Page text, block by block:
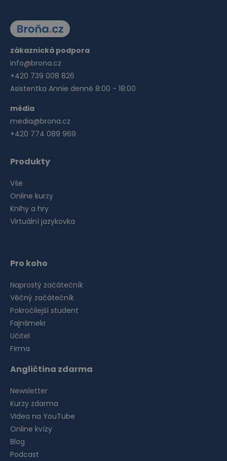
zákaznická podpora
info@brona.cz
+420 739 008 826
Asistentka Annie denně 8:00 - 18:00
média
media@brona.cz
+420 774 089 969
Produkty
Vše
Online kurzy
Knihy a hry
Virtuální jazykovka
Pro koho
Naprostý začátečník
Věčný začátečník
Pokročilejší student
Fajnšmekr
Učitel
Firma
Angličtina zdarma
Newsletter
Kurzy zdarma
Videa na YouTube
Online kvízy
Blog
Podcast